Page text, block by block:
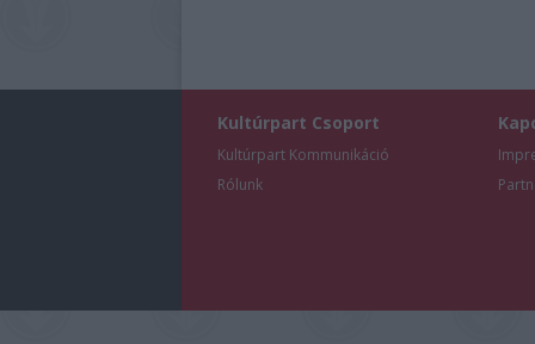
Kultúrpart Csoport
Kultúrpart Kommunikáció
Rólunk